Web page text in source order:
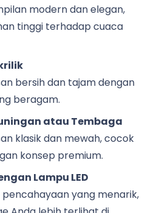
modern dan elegan,
tinggi terhadap cuaca
bersih dan tajam dengan
beragam.
atau Tembaga
klasik dan mewah, cocok
konsep premium.
Lampu LED
yang menarik,